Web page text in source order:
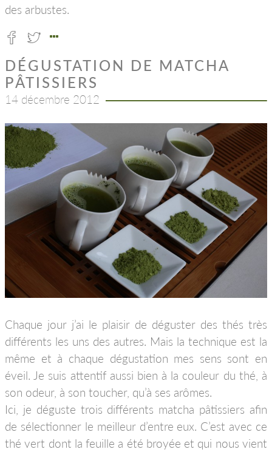
des arbustes.
DÉGUSTATION DE MATCHA
PÂTISSIERS
14 décembre 2012
Chaque jour j’ai le plaisir de déguster des thés très
différents les uns des autres. Mais la technique est la
même et à chaque dégustation mes sens sont en
éveil. Je suis attentif aussi bien à la couleur du thé, à
son odeur, à son toucher, qu’à ses arômes.
Ici, je déguste trois différents matcha pâtissiers afin
de sélectionner le meilleur d’entre eux. C’est avec ce
thé vert dont la feuille a été broyée et qui nous vient